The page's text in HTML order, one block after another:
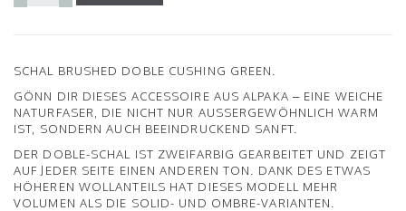
SCHAL BRUSHED DOBLE CUSHING GREEN.
GÖNN DIR DIESES ACCESSOIRE AUS ALPAKA – EINE WEICHE
NATURFASER, DIE NICHT NUR AUSSERGEWÖHNLICH WARM I
ST, SONDERN AUCH BEEINDRUCKEND SANFT.
DER DOBLE-SCHAL IST ZWEIFARBIG GEARBEITET UND ZEIGT
AUF JEDER SEITE EINEN ANDEREN TON. DANK DES ETWAS
HÖHEREN WOLLANTEILS HAT DIESES MODELL MEHR
VOLUMEN ALS DIE SOLID- UND OMBRE-VARIANTEN.